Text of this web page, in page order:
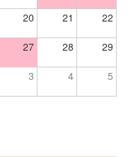
20 21 22
27 28 29
3 4 5